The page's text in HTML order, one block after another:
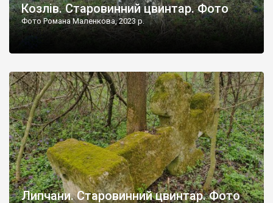
Козлів. Старовинний цвинтар. Фото
Фото Романа Маленкова, 2023 р.
Липчани. Старовинний цвинтар. Фото